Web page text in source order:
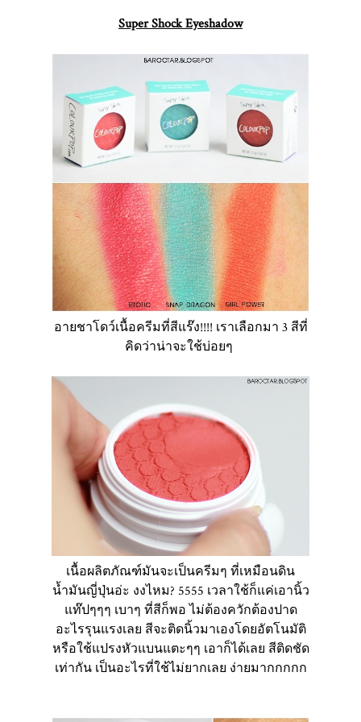
Super Shock Eyeshadow
อายชาโดว์เนื้อครีมที่สีแร๊ง!!!! เราเลือกมา 3 สีที่
คิดว่าน่าจะใช้บ่อยๆ
เนื้อผลิตภัณฑ์มันจะเป็นครีมๆ ที่เหมือนดิน
น้ำมันญี่ปุ่นอ่ะ งงไหม? 5555 เวลาใช้ก็แค่เอานิ้ว
แท๊ปๆๆๆ เบาๆ ที่สีก็พอ ไม่ต้องควักต้องปาด
อะไรรุนแรงเลย สีจะติดนิ้วมาเองโดยอัตโนมัติ
หรือใช้แปรงหัวแบนแตะๆๆ เอาก็ได้เลย สีติดชัด
เท่ากัน เป็นอะไรที่ใช้ไม่ยากเลย ง่ายมากกกกก